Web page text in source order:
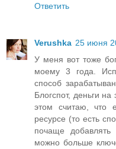
Ответить
Verushka 25 июня
У меня вот тоже
моему 3 года.
способ
Блогспот, деньги
этом считаю, что
ресурсе (то есть
почаще
можно больше